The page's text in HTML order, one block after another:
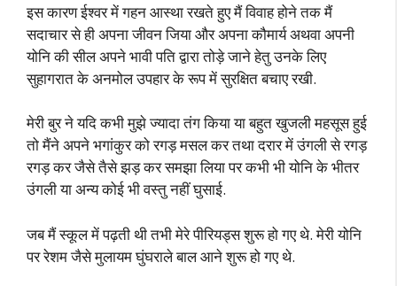
इस कारण ईश्वर में गहन आस्था रखते हुए मैं विवाह होने तक मैं
सदाचार से ही अपना जीवन जिया और अपना कौमार्य अथवा अपनी
योनि की सील अपने भावी पति द्वारा तोड़े जाने हेतु उनके लिए
सुहागरात के अनमोल उपहार के रूप में सुरक्षित बचाए रखी.
मेरी बुर ने यदि कभी मुझे ज्यादा तंग किया या बहुत खुजली महसूस हुई
तो मैंने अपने भगांकुर को रगड़ मसल कर तथा दरार में उंगली से रगड़
रगड़ कर जैसे तैसे झड़ कर समझा लिया पर कभी भी योनि के भीतर
उंगली या अन्य कोई भी वस्तु नहीं घुसाई.
जब मैं स्कूल में पढ़ती थी तभी मेरे पीरियड्स शुरू हो गए थे. मेरी योनि
पर रेशम जैसे मुलायम घुंघराले बाल आने शुरू हो गए थे.